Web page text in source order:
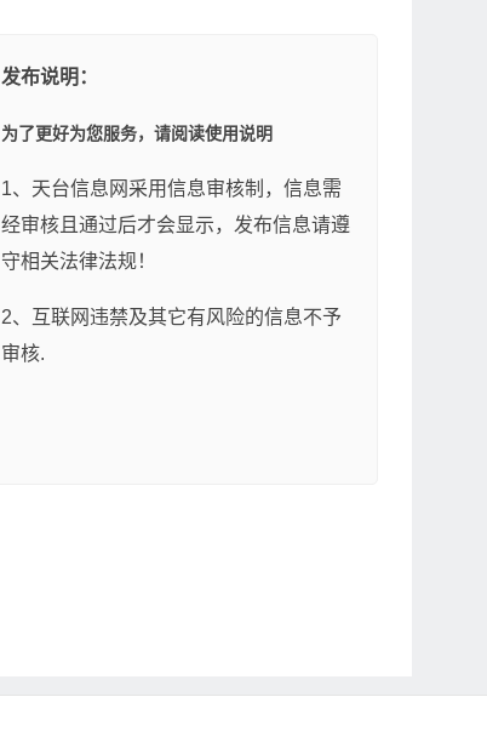
发布说明：
为了更好为您服务，请阅读使用说明
1、天台信息网采用信息审核制，信息需
经审核且通过后才会显示，发布信息请遵
守相关法律法规！
2、互联网违禁及其它有风险的信息不予
审核.